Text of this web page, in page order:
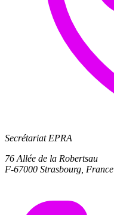
Secrétariat EPRA
76 Allée de la Robertsau
F-67000 Strasbourg, France